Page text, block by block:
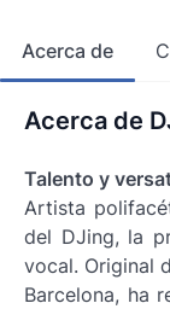
Acerca de
Acerca de
Talento y
Artista
del DJing, la
vocal. Original
Barcelona, ha